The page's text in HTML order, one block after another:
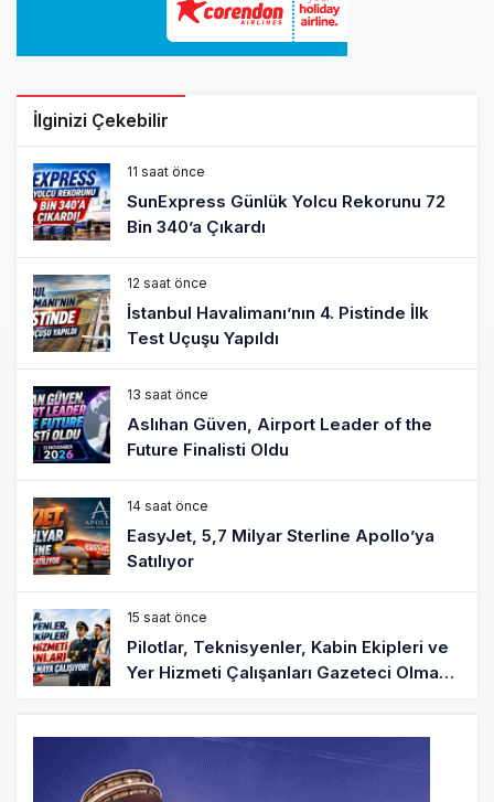
İlginizi Çekebilir
11 saat önce
SunExpress Günlük Yolcu Rekorunu 72
Bin 340’a Çıkardı
12 saat önce
İstanbul Havalimanı’nın 4. Pistinde İlk
Test Uçuşu Yapıldı
13 saat önce
Aslıhan Güven, Airport Leader of the
Future Finalisti Oldu
14 saat önce
EasyJet, 5,7 Milyar Sterline Apollo’ya
Satılıyor
15 saat önce
Pilotlar, Teknisyenler, Kabin Ekipleri ve
Yer Hizmeti Çalışanları Gazeteci Olmaya
BookingAgora’dan Dubai’ye iki FAM Trip